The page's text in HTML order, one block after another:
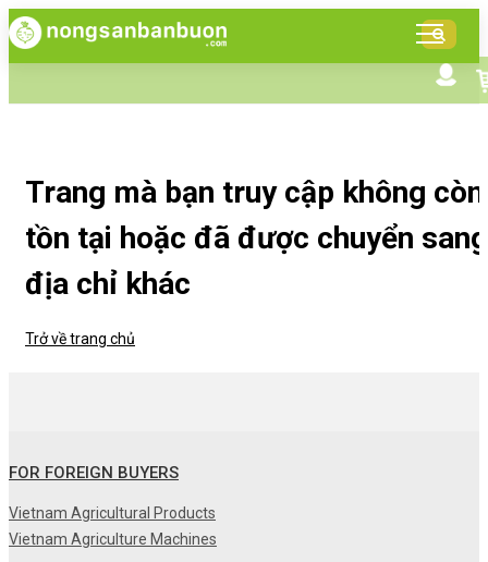
MỤC
Trang mà bạn truy cập không còn
tồn tại hoặc đã được chuyển sang
địa chỉ khác
Trở về trang chủ
FOR FOREIGN BUYERS
Vietnam Agricultural Products
Vietnam Agriculture Machines